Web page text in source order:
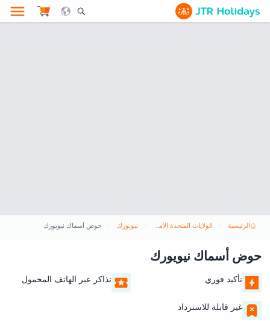
Search Opener Icon
الرئيسية الولايات المتحدة الأمريكية نيويورك حوض أسماك نيويورك
حوض أسماك نيويورك
تأكيد فوري تذاكر عبر الهاتف المحمول
غير قابلة للاسترداد